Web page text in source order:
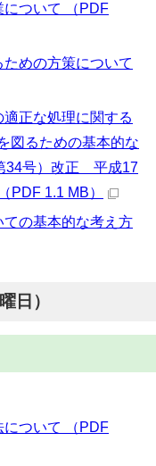
ついて （PDF
めの方策について
正な処理に関する
図るための基本的な
34号）改正 平成17
1.1 MB）
の基本的な考え方
日）
ついて （PDF